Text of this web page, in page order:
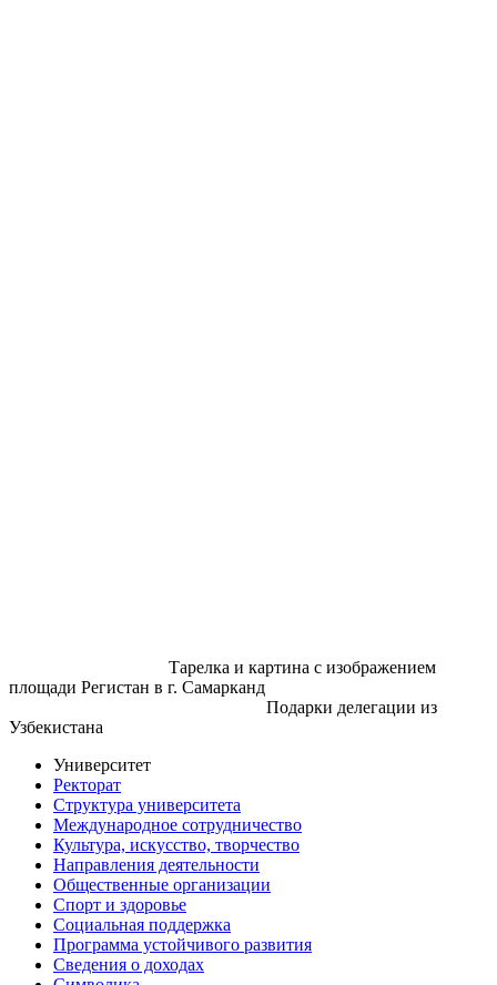
Тарелка и картина с изображением
площади Регистан в г. Самарканд
Подарки делегации из
Узбекистана
Университет
Ректорат
Структура университета
Международное сотрудничество
Культура, искусство, творчество
Направления деятельности
Общественные организации
Спорт и здоровье
Социальная поддержка
Программа устойчивого развития
Сведения о доходах